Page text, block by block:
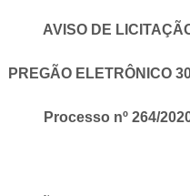
AVISO DE
PREGÃO ELETRÔNICO
Processo nº 264/